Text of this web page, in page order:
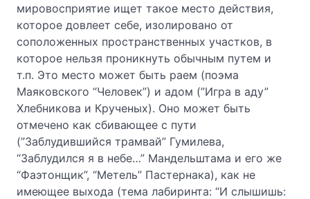
мировосприятие ищет такое место действия,
которое довлеет себе, изолировано от
соположенных пространственных участков, в
которое нельзя проникнуть обычным путем и
т.п. Это место может быть раем (поэма
Маяковского “Человек”) и адом (”Игра в аду”
Хлебникова и Крученых). Оно может быть
отмечено как сбивающее с пути
(”Заблудившийся трамвай” Гумилева,
“Заблудился я в небе…” Мандельштама и его же
“Фаэтонщик”, “Метель” Пастернака), как не
имеющее выхода (тема лабиринта: “И слышишь: